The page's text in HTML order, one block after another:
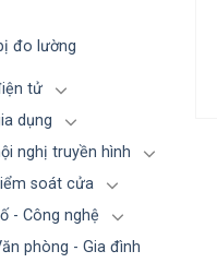
đo lường
tử
dụng
nghị truyền hình
soát cửa
- Công nghệ
phòng - Gia đình